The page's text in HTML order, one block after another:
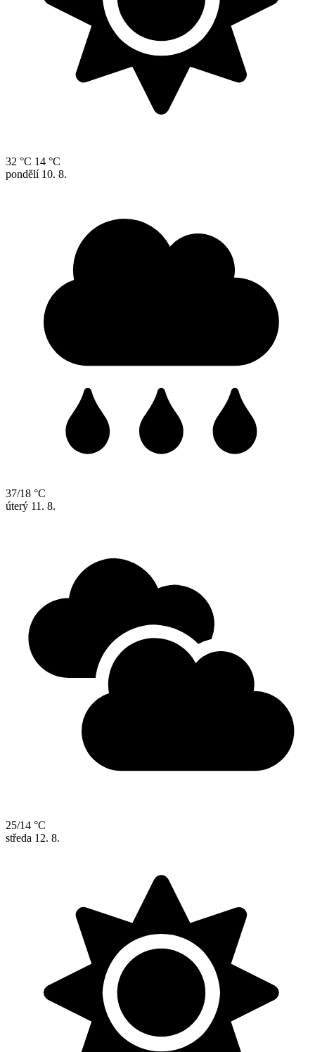
32 °C 14 °C
pondělí 10. 8.
37/18 °C
úterý 11. 8.
25/14 °C
středa 12. 8.